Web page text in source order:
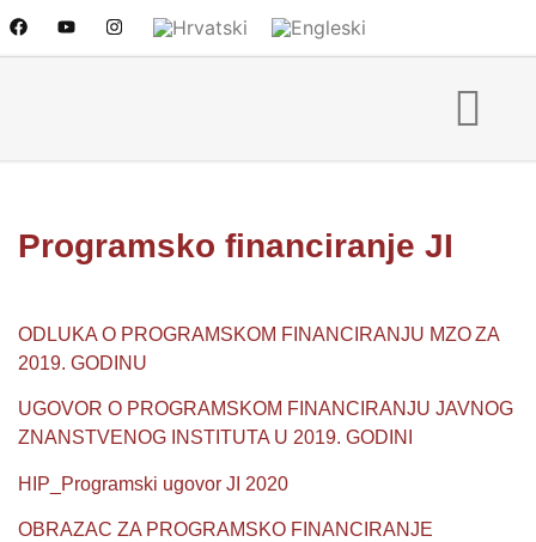
Programsko financiranje JI
ODLUKA O PROGRAMSKOM FINANCIRANJU MZO ZA
2019. GODINU
UGOVOR O PROGRAMSKOM FINANCIRANJU JAVNOG
ZNANSTVENOG INSTITUTA U 2019. GODINI
HIP_Programski ugovor JI 2020
OBRAZAC ZA PROGRAMSKO FINANCIRANJE